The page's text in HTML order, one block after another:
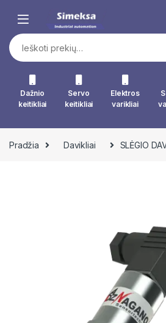
Ieškoti:
Dažnio
keitikliai
Servo
keitikliai
Elektros
varikliai
Pradžia Davikliai SLĖGIO